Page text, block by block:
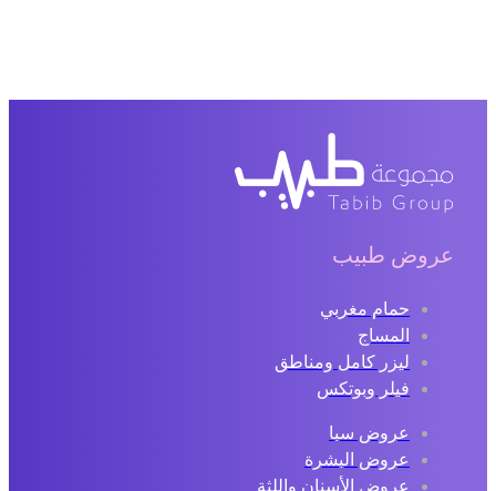
عروض طبيب
حمام مغربي
المساج
ليزر كامل ومناطق
فيلر وبوتكس
عروض سبا
عروض البشرة
عروض الأسنان واللثة